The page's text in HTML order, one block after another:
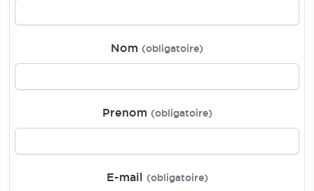
Nom (obligatoire)
Prenom (obligatoire)
E-mail (obligatoire)